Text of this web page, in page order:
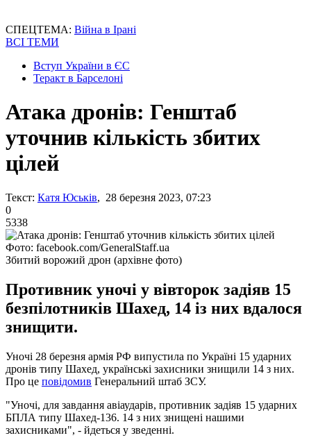
СПЕЦТЕМА: Війна в Ірані
ВСІ ТЕМИ
Вступ України в ЄС
Теракт в Барселоні
Атака дронів: Генштаб
уточнив кількість збитих
цілей
Текст: Катя Юськів, 28 березня 2023, 07:23
0
5338
Фото: facebook.com/GeneralStaff.ua
Збитий ворожий дрон (архівне фото)
Противник уночі у вівторок задіяв 15
безпілотників Шахед, 14 із них вдалося
знищити.
Уночі 28 березня армія РФ випустила по Україні 15 ударних
дронів типу Шахед, українські захисники знищили 14 з них.
Про це повідомив Генеральний штаб ЗСУ.
"Уночі, для завдання авіаударів, противник задіяв 15 ударних
БПЛА типу Шахед-136. 14 з них знищені нашими
захисниками", - йдеться у зведенні.